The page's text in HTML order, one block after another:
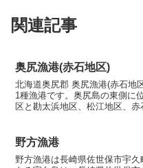
関連記事
奥尻漁港(赤石地区)
北海道奥尻郡 奥尻漁港(赤石地
1種漁港です。奥尻島の東側に
区と勘太浜地区、松江地区、赤
野方漁港
野方漁港は長崎県佐世保市宇